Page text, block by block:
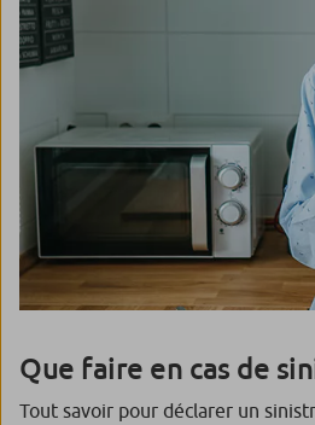
Que faire en cas de
Tout savoir pour déclarer un